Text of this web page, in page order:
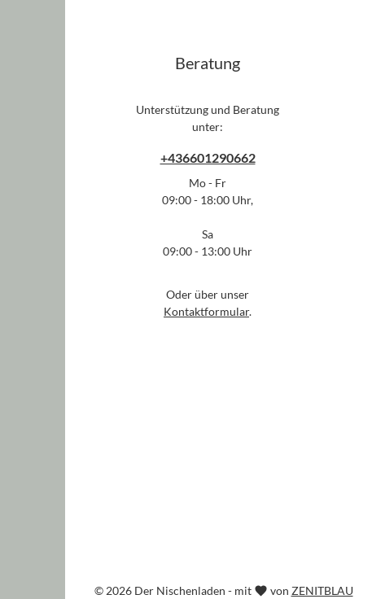
Beratung
Unterstützung und Beratung
unter:
+436601290662
Mo - Fr
09:00 - 18:00 Uhr,
Sa
09:00 - 13:00 Uhr
Oder über unser
Kontaktformular.
© 2026 Der Nischenladen - mit von ZENITBLAU